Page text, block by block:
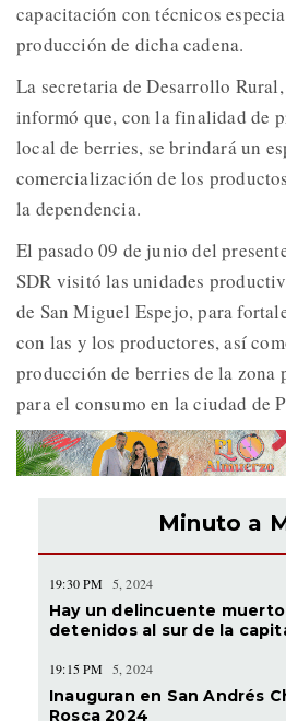
capacitación con técnicos
producción de dicha cadena.
La secretaria de Desarrollo
informó que, con la finalidad de
local de berries, se brindará un
comercialización de los
la dependencia.
El pasado 09 de junio del
SDR visitó las unidades
de San Miguel Espejo, para
con las y los productores, así
producción de berries de la
para el consumo en la ciudad de
Minuto a
19:30 PM 5, 2024
Hay un delincuente
detenidos al sur de la
19:15 PM 5, 2024
Inauguran en San Andrés
Rosca 2024